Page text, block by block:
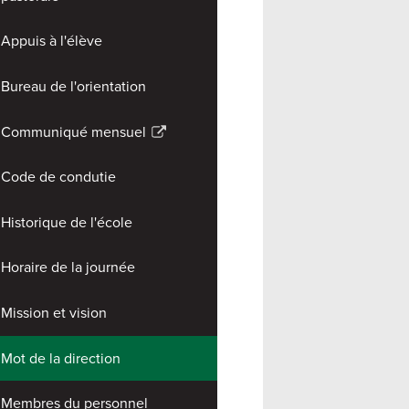
Appuis à l'élève
Bureau de l'orientation
Communiqué mensuel
Link
in
new
Code de condutie
Historique de l'école
Horaire de la journée
Mission et vision
Mot de la direction
Membres du personnel